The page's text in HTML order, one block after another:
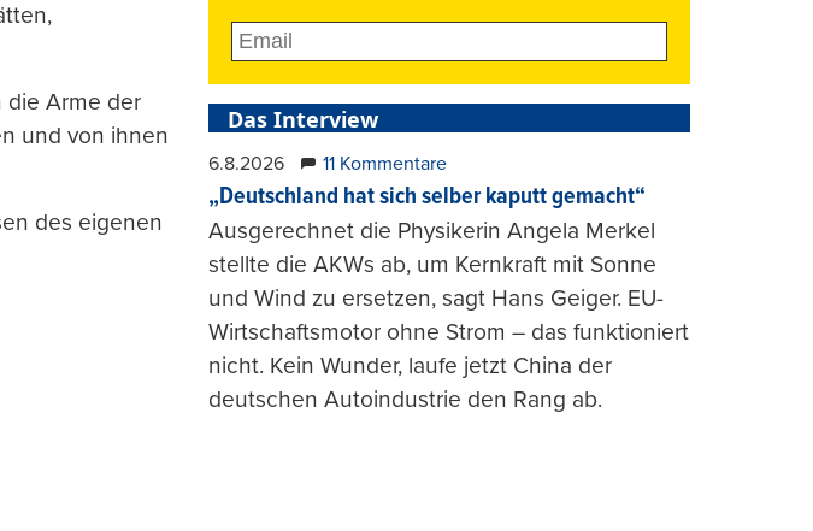
die Arme der
und von ihnen
des eigenen
Das Interview
6.8.2026 11 Kommentare
„Deutschland hat sich selber kaputt gemacht“
Ausgerechnet die Physikerin Angela Merkel
stellte die AKWs ab, um Kernkraft mit Sonne
und Wind zu ersetzen, sagt Hans Geiger. EU-
Wirtschaftsmotor ohne Strom – das funktioniert
nicht. Kein Wunder, laufe jetzt China der
deutschen Autoindustrie den Rang ab.